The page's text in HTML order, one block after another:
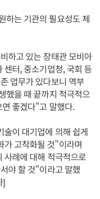
하는 기관의 필요성도 제
하고 있는 장태관 모비아
센터, 중소기업청, 국회 등
업무가 있다보니 역부
했을 때 끝까지 적극적으
좋겠다”고 말했다.
술이 대기업에 의해 쉽게
고착화될 것”이라며
사례에 대해 적극적으로
야 할 것”이라고 말했
]